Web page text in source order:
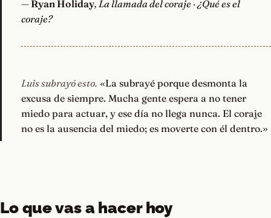
— Ryan Holiday, La llamada del coraje · ¿Qué es el
coraje?
Luis subrayó esto. «La subrayé porque desmonta la
excusa de siempre. Mucha gente espera a no tener
miedo para actuar, y ese día no llega nunca. El coraje
no es la ausencia del miedo; es moverte con él dentro.»
Lo que vas a hacer hoy